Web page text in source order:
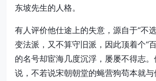
东坡先生的人格。
有人评价他仕途上的失意，源自于“不
变法派，又不算守旧派，因此顶着个“
的名号却宦海几度沉浮，屡屡不得志
说，不若说宋朝朝堂的蝇营狗苟本就